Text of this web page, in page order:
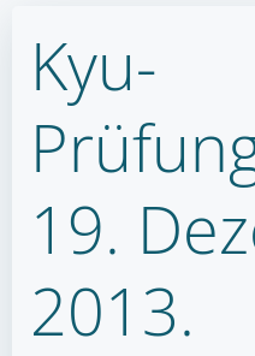
Kyu-
19.
2013.